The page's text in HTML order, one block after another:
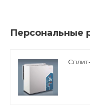
Персональные